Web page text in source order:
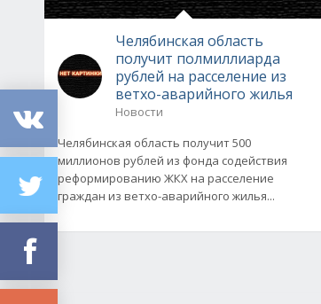
Челябинская область
получит полмиллиарда
рублей на расселение из
ветхо-аварийного жилья
Новости
Челябинская область получит 500
миллионов рублей из фонда содействия
реформированию ЖКХ на расселение
граждан из ветхо-аварийного жилья...